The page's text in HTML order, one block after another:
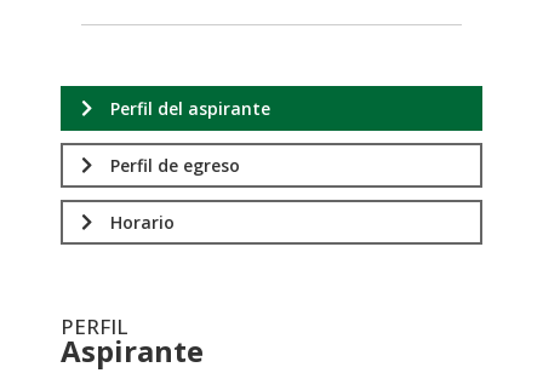
Perfil del aspirante
Perfil de egreso
Horario
PERFIL
Aspirante